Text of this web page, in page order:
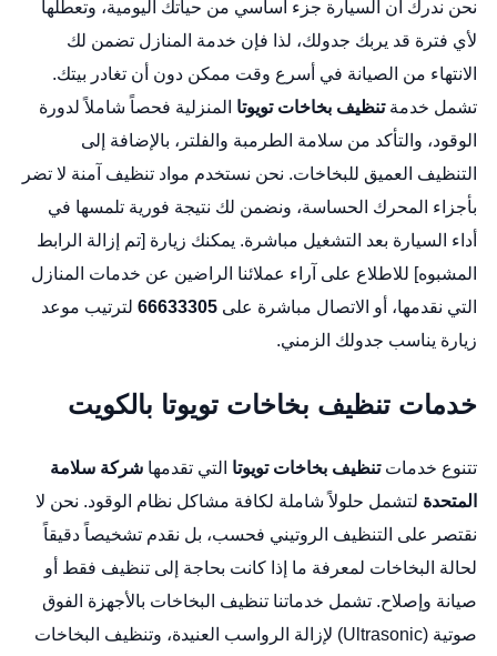
نحن ندرك أن السيارة جزء أساسي من حياتك اليومية، وتعطلها
لأي فترة قد يربك جدولك، لذا فإن خدمة المنازل تضمن لك
الانتهاء من الصيانة في أسرع وقت ممكن دون أن تغادر بيتك.
تشمل خدمةتنظيف بخاخات تويوتا المنزلية فحصاً شاملاً لدورة
الوقود، والتأكد من سلامة الطرمبة والفلتر، بالإضافة إلى
التنظيف العميق للبخاخات. نحن نستخدم مواد تنظيف آمنة لا تضر
بأجزاء المحرك الحساسة، ونضمن لك نتيجة فورية تلمسها في
أداء السيارة بعد التشغيل مباشرة. يمكنك زيارة [تم إزالة الرابط
المشبوه] للاطلاع على آراء عملائنا الراضين عن خدمات المنازل
التي نقدمها، أو الاتصال مباشرة على 66633305لترتيب موعد
زيارة يناسب جدولك الزمني.
خدمات تنظيف بخاخات تويوتا بالكويت
تتنوع خدماتتنظيف بخاخات تويوتا التي تقدمها شركة سلامة
المتحدة لتشمل حلولاً شاملة لكافة مشاكل نظام الوقود. نحن لا
نقتصر على التنظيف الروتيني فحسب، بل نقدم تشخيصاً دقيقاً
لحالة البخاخات لمعرفة ما إذا كانت بحاجة إلى تنظيف فقط أو
صيانة وإصلاح. تشمل خدماتنا تنظيف البخاخات بالأجهزة الفوق
صوتية (Ultrasonic) لإزالة الرواسب العنيدة، وتنظيف البخاخات